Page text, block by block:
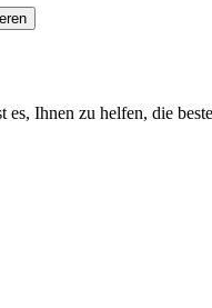
Ihnen zu helfen, die